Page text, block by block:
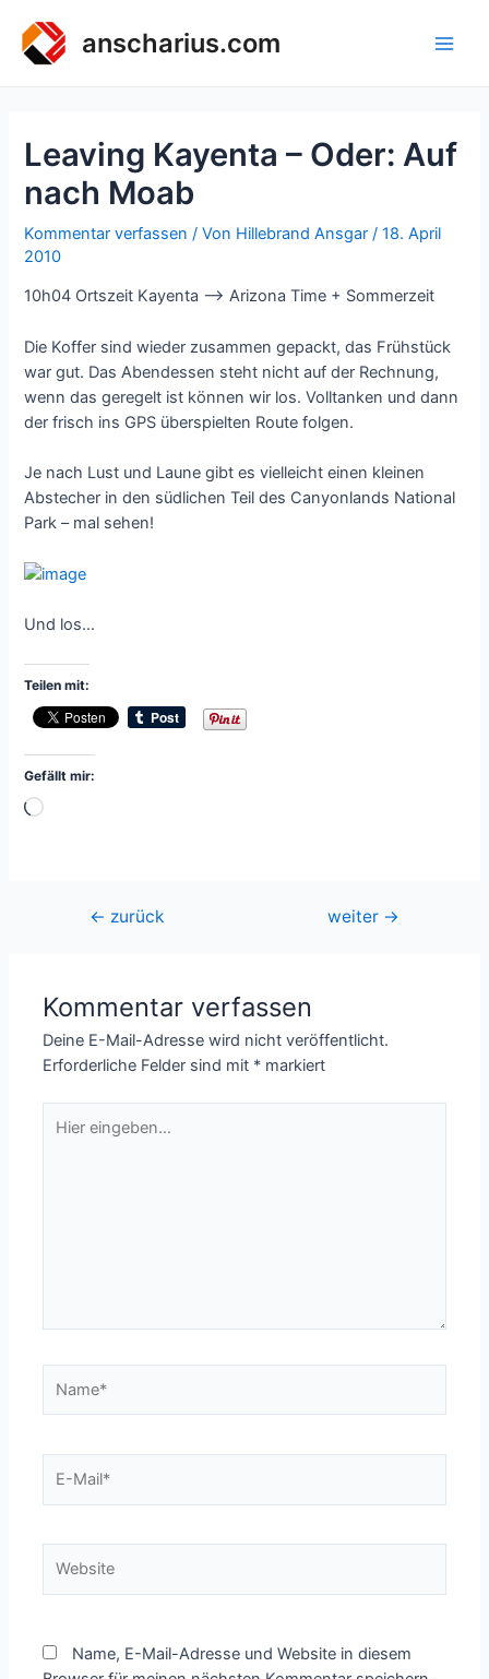
Inhalt
springen
anscharius.com
Leaving Kayenta – Oder: Auf
nach Moab
Kommentar verfassen / Von Hillebrand Ansgar /18. April
2010
10h04 Ortszeit Kayenta –> Arizona Time + Sommerzeit
Die Koffer sind wieder zusammen gepackt, das Frühstück
war gut. Das Abendessen steht nicht auf der Rechnung,
wenn das geregelt ist können wir los. Volltanken und dann
der frisch ins GPS überspielten Route folgen.
Je nach Lust und Laune gibt es vielleicht einen kleinen
Abstecher in den südlichen Teil des Canyonlands National
Park – mal sehen!
Und los…
Teilen mit:
Gefällt mir:
Wird
Beitragsnavigation
← zurück weiter →
Kommentar verfassen
Deine E-Mail-Adresse wird nicht veröffentlicht.
Erforderliche Felder sind mit * markiert
eingeben…
Mail*
Name, E-Mail-Adresse und Website in diesem